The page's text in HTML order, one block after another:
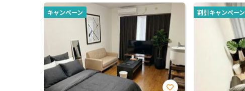
キャンペーン 割引キャンペーン